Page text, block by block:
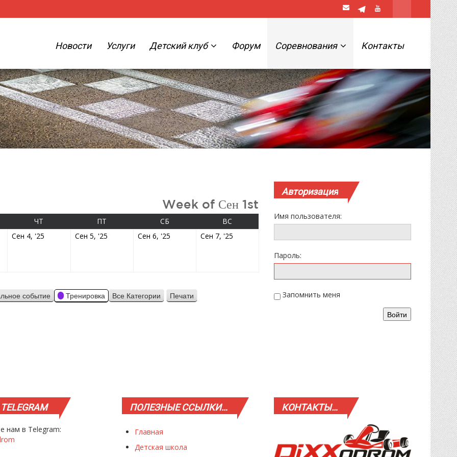
Новости Услуги Детский клуб Форум Соревнования Контакты
Week of Сен 1st
ЧТ ПТ СБСУББОТА ВС ВОСКРЕСЕНЬЕ
Сен 4, '25 04.09.2025Сен 5, '25 05.09.2025Сен 6, '25 06.09.2025Сен 7, '25
событие Тренировка Все Категории Просмотр
Печати
Авторизация
Имя пользователя:
Пароль:
Запомнить меня
Войти
нам в Telegram:
ПОЛЕЗНЫЕССЫЛКИ…
Главная
Детская школа
КОНТАКТЫ…